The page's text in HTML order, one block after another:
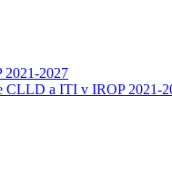
2021-2027
CLLD a ITI v IROP 2021-